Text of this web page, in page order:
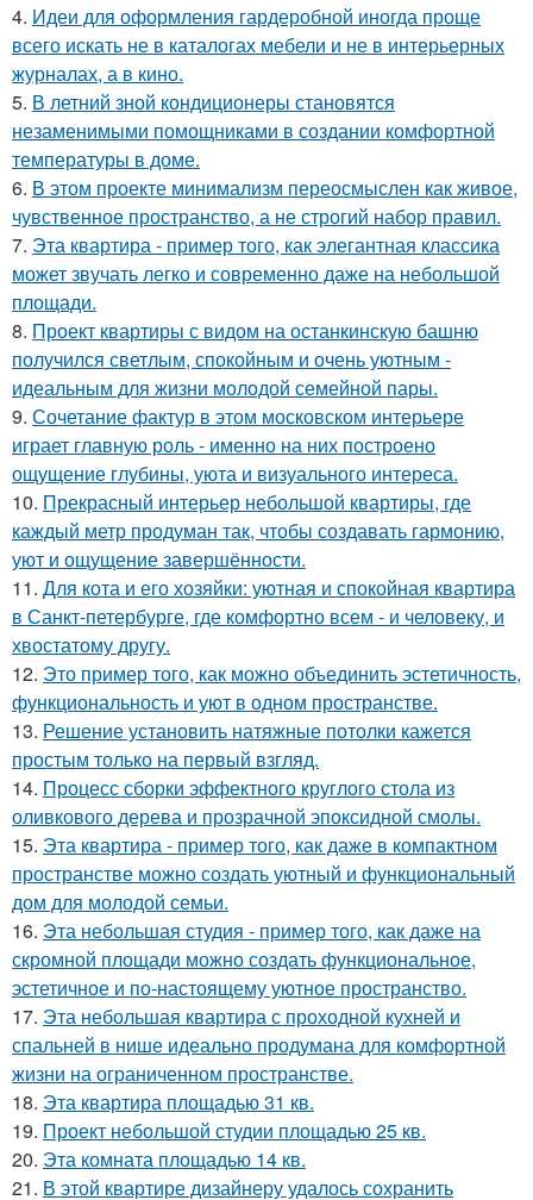
4. Идеи для оформления гардеробной иногда проще
всего искать не в каталогах мебели и не в интерьерных
журналах, а в кино.
5. В летний зной кондиционеры становятся
незаменимыми помощниками в создании комфортной
температуры в доме.
6. В этом проекте минимализм переосмыслен как живое,
чувственное пространство, а не строгий набор правил.
7. Эта квартира - пример того, как элегантная классика
может звучать легко и современно даже на небольшой
площади.
8. Проект квартиры с видом на останкинскую башню
получился светлым, спокойным и очень уютным -
идеальным для жизни молодой семейной пары.
9. Сочетание фактур в этом московском интерьере
играет главную роль - именно на них построено
ощущение глубины, уюта и визуального интереса.
10. Прекрасный интерьер небольшой квартиры, где
каждый метр продуман так, чтобы создавать гармонию,
уют и ощущение завершённости.
11. Для кота и его хозяйки: уютная и спокойная квартира
в Санкт-петербурге, где комфортно всем - и человеку, и
хвостатому другу.
12. Это пример того, как можно объединить эстетичность,
функциональность и уют в одном пространстве.
13. Решение установить натяжные потолки кажется
простым только на первый взгляд.
14. Процесс сборки эффектного круглого стола из
оливкового дерева и прозрачной эпоксидной смолы.
15. Эта квартира - пример того, как даже в компактном
пространстве можно создать уютный и функциональный
дом для молодой семьи.
16. Эта небольшая студия - пример того, как даже на
скромной площади можно создать функциональное,
эстетичное и по-настоящему уютное пространство.
17. Эта небольшая квартира с проходной кухней и
спальней в нише идеально продумана для комфортной
жизни на ограниченном пространстве.
18. Эта квартира площадью 31 кв.
19. Проект небольшой студии площадью 25 кв.
20. Эта комната площадью 14 кв.
21. В этой квартире дизайнеру удалось сохранить